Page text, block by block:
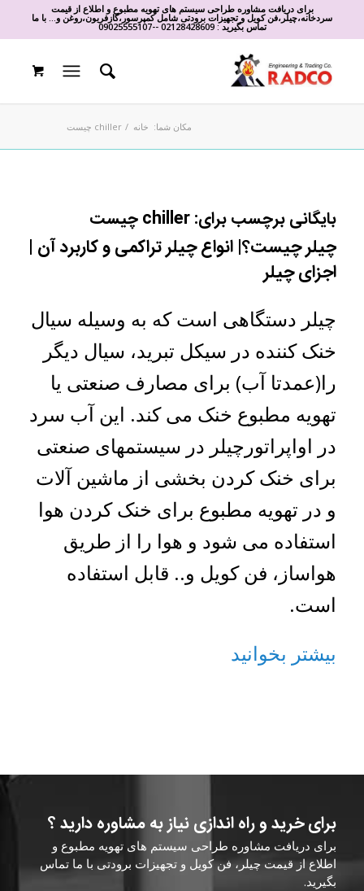
برای دریافت مشاوره طراحی سیستم های تهویه مطبوع و اطلاع از قیمت
سردخانه،چیلر،فن کویل و تجهیزات برودتی شامل کمپرسور،گازفریون،روغن و... با ما
تماس بگیرید :02128428609
-
-
09025555107
مکان شما: خانه / chiller چیست
بایگانی برچسب برای:chiller چیست
چیلر چیست؟| انواع چیلر تراکمی و کاربرد آن |
اجزای چیلر
چیلر دستگاهی است که به وسیله سیال
خنک کننده در سیکل تبرید، سیال دیگر
را(عمدتا آب) برای مصارف صنعتی یا
تهویه مطبوع خنک می کند. این آب سرد
در اواپراتورچیلر در سیستمهای صنعتی
برای خنک کردن بخشی از ماشین آلات
و در تهویه مطبوع برای خنک کردن هوا
استفاده می شود و هوا را از طریق
هواساز، فن کویل و.. قابل استفاده
است.
بیشتر بخوانید
برای خرید و راه اندازی نیاز به مشاوره دارید ؟
برای دریافت مشاوره طراحی سیستم های تهویه مطبوع و
اطلاع از قیمت چیلر، فن کویل و تجهیزات برودتی با ما تماس
بگیرید.